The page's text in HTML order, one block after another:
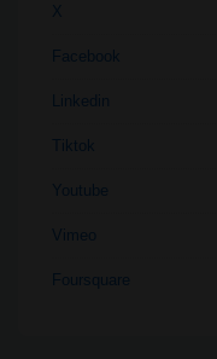
X
Facebook
Linkedin
Tiktok
Youtube
Vimeo
Foursquare